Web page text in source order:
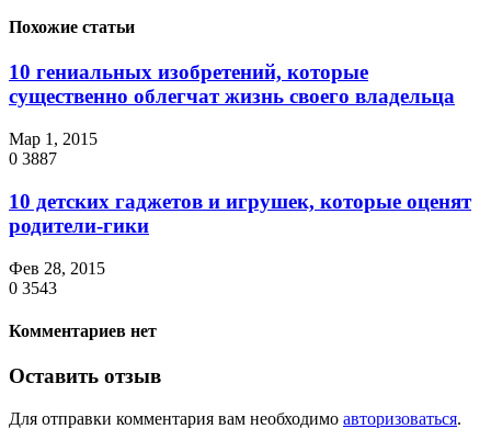
Похожие статьи
10 гениальных изобретений, которые
существенно облегчат жизнь своего владельца
Мар 1, 2015
0 3887
10 детских гаджетов и игрушек, которые оценят
родители-гики
Фев 28, 2015
0 3543
Комментариев нет
Оставить отзыв
Для отправки комментария вам необходимо авторизоваться.